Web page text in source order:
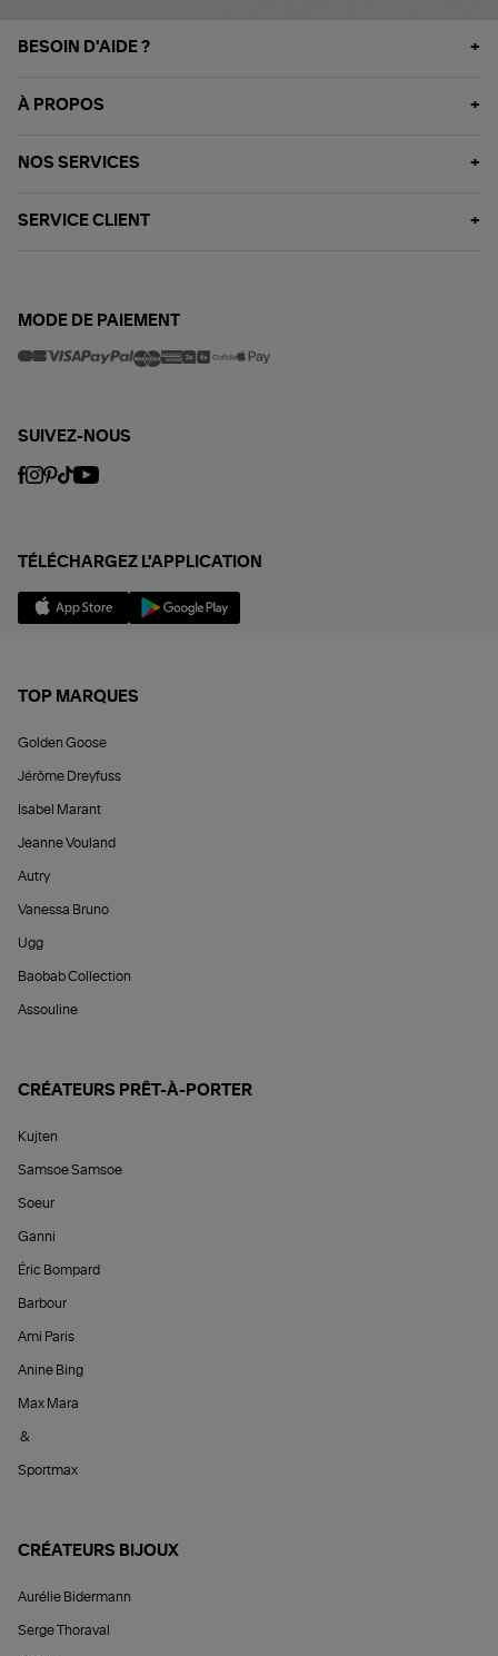
BESOIN D'AIDE ?
À PROPOS
NOS SERVICES
SERVICE CLIENT
MODE DE PAIEMENT
SUIVEZ-NOUS
TÉLÉCHARGEZ L'APPLICATION
TOP MARQUES
Golden Goose
Jérôme Dreyfuss
Isabel Marant
Jeanne Vouland
Autry
Vanessa Bruno
Ugg
Baobab Collection
Assouline
CRÉATEURS PRÊT-À-PORTER
Kujten
Samsoe Samsoe
Soeur
Ganni
Éric Bompard
Barbour
Ami Paris
Anine Bing
Max Mara
&
Sportmax
CRÉATEURS BIJOUX
Aurélie Bidermann
Serge Thoraval